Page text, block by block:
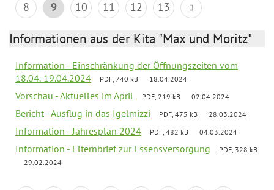
8
9 10 11 12 13
Informationen aus der Kita "Max und Moritz"
Information - Einschränkung der Öffnungszeiten vom
18.04.-19.04.2024
PDF, 740 kB 18.04.2024
Vorschau - Aktuelles im April PDF, 219 kB 02.04.2024
Bericht - Ausflug in das Igelmizzi PDF, 475 kB 28.03.2024
Information - Jahresplan 2024 PDF, 482 kB 04.03.2024
Information - Elternbrief zur Essensversorgung
PDF, 328 kB
29.02.2024